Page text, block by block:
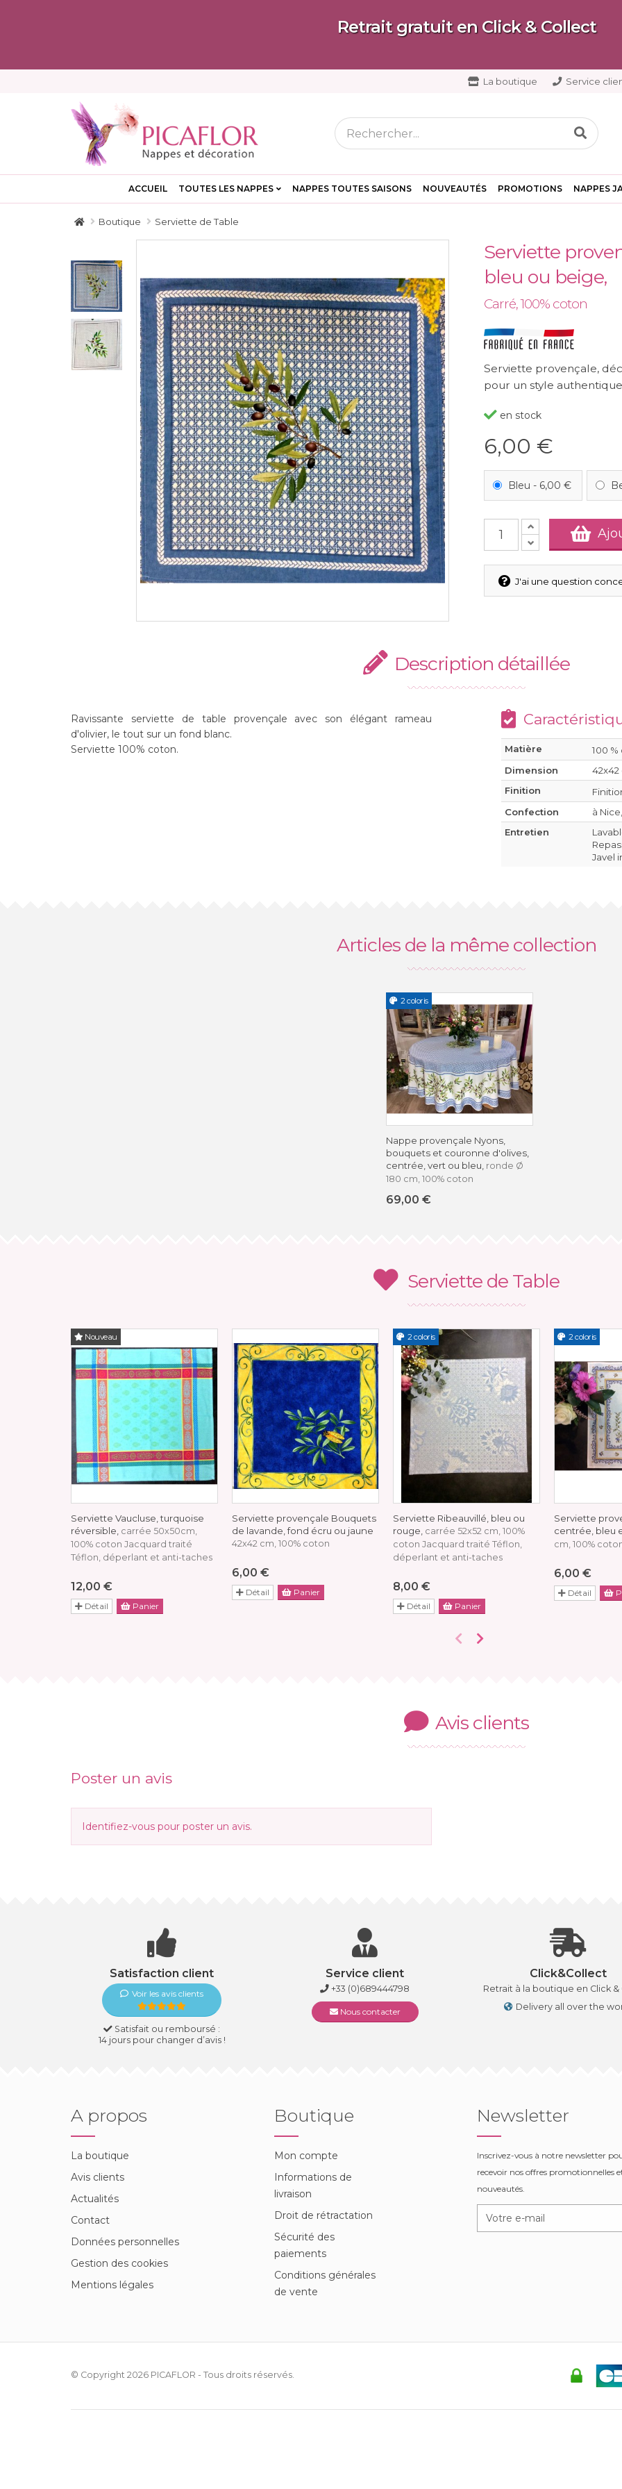
Retrait gratuit en Click & Collect
La boutique Service
ACCUEIL TOUTES LES NAPPES NAPPES TOUTES SAISONS NOUVEAUTÉS PROMOTIONS NAPPES
Boutique Serviette de Table
Serviette
bleu ou beige,
Carré, 100% coton
Serviette provençale,
pour un style
en stock
6,00 €
Bleu - 6,00 €
J'ai une question
Description détaillée
Ravissante serviette de table provençale avec son élégant rameau
d'olivier, le tout sur un fond blanc.
Serviette 100% coton.
Matière
100
Dimension
42x42
Finition
Confection
à
Entretien
Javel
Articles de la même collection
2 coloris
Nappe provençale Nyons,
bouquets et couronne d'olives,
centrée, vert ou bleu, ronde Ø
180 cm, 100% coton
69,00 €
Serviette de Table
Nouveau
Serviette Vaucluse, turquoise
réversible, carrée 50x50cm,
100% coton Jacquard traité
Téflon, déperlant et anti-taches
12,00 €
Détail Panier
Serviette provençale Bouquets
de lavande, fond écru ou jaune
42x42 cm, 100% coton
6,00 €
Détail Panier
2 coloris
Serviette Ribeauvillé, bleu ou
rouge, carrée 52x52 cm, 100%
coton Jacquard traité Téflon,
déperlant et anti-taches
8,00 €
Détail Panier
2 coloris
Serviette
centrée, bleu
cm, 100%
6,00 €
Détail
Avis clients
Poster un avis
Identifiez-vous pour poster un avis.
Satisfaction client
Voir les avis clients
Satisfait ou remboursé :
14 jours pour changer d’avis !
Service client
+33 (0)689444798
Nous contacter
Click&Collect
Retrait à la boutique en Click
Delivery all over the
A propos
La boutique
Avis clients
Actualités
Contact
Données personnelles
Gestion des cookies
Mentions légales
Boutique
Mon compte
Informations de
livraison
Droit de rétractation
Sécurité des
paiements
Conditions générales
de vente
Newsletter
Inscrivez-vous à notre newsletter
recevoir nos offres promotionnelles
nouveautés.
© Copyright 2026 PICAFLOR - Tous droits réservés.